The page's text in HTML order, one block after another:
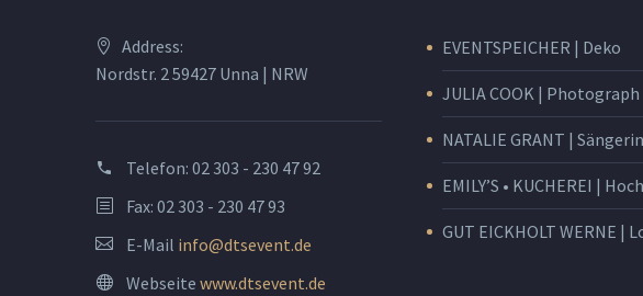
Address:
Nordstr. 2 59427 Unna | NRW
Telefon: 02 303 - 230 47 92
Fax: 02 303 - 230 47 93
E-Mail info@dtsevent.de
Webseite www.dtsevent.de
EVENTSPEICHER | Deko
JULIA COOK | Photograph
NATALIE GRANT | Sängerin
EMILY’S • KUCHEREI |
GUT EICKHOLT WERNE |